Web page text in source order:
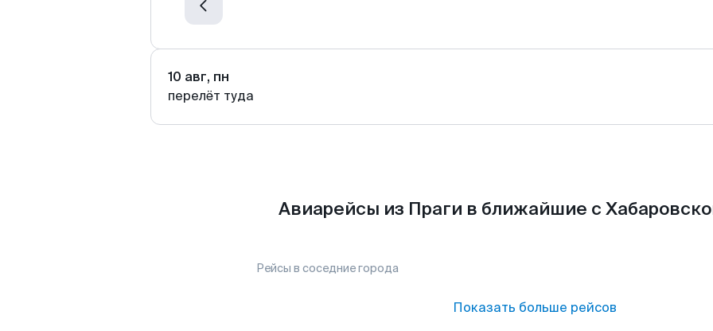
10 авг, пн
перелёт туда
Авиарейсы из Праги в ближайшие с
Рейсы в соседние города
Показать больше рейсов